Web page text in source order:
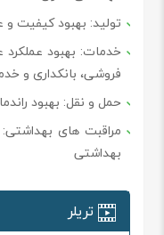
تولید: بهبود کیفیت و
خدمات: بهبود
فروشی، بانکداری و
حمل و نقل: بهبود
مراقبت های بهداشتی
بهداشتی
تریلر